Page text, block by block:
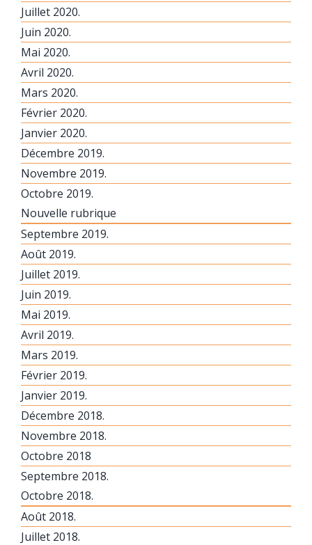
Juillet 2020.
Juin 2020.
Mai 2020.
Avril 2020.
Mars 2020.
Février 2020.
Janvier 2020.
Décembre 2019.
Novembre 2019.
Octobre 2019.
Nouvelle rubrique
Septembre 2019.
Août 2019.
Juillet 2019.
Juin 2019.
Mai 2019.
Avril 2019.
Mars 2019.
Février 2019.
Janvier 2019.
Décembre 2018.
Novembre 2018.
Octobre 2018
Septembre 2018.
Octobre 2018.
Août 2018.
Juillet 2018.